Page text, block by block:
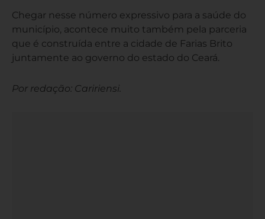
Chegar nesse número expressivo para a saúde do
município, acontece muito também pela parceria
que é construída entre a cidade de Farias Brito
juntamente ao governo do estado do Ceará.
Por redação: Caririensi.